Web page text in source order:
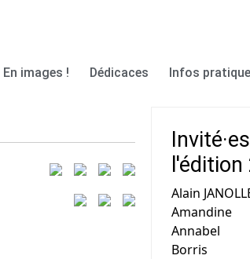
En images ! Dédicaces Infos
Alain
Amandine
Annabel
Borris